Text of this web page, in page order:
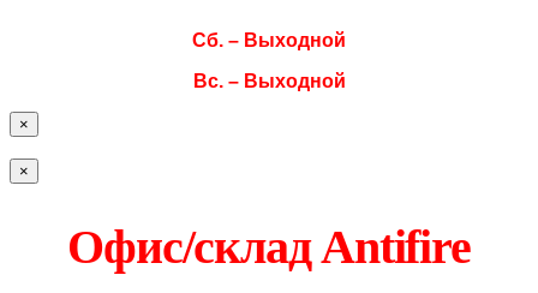
Сб. – Выходной
Вс. – Выходной
×
×
Офис/склад Antifire